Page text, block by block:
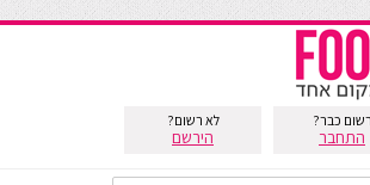
רשום כבר?
התחבר
לא רשום?
הירשם